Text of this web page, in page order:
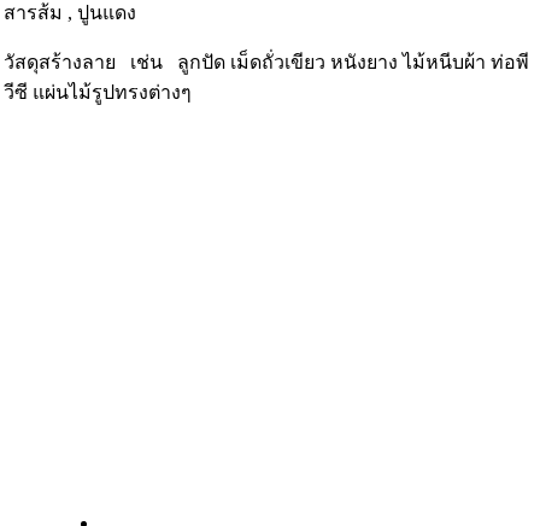
สารส้ม , ปูนแดง
วัสดุสร้างลาย เช่น ลูกปัด เม็ดถั่วเขียว หนังยาง ไม้หนีบผ้า ท่อพี
วีซี แผ่นไม้รูปทรงต่างๆ